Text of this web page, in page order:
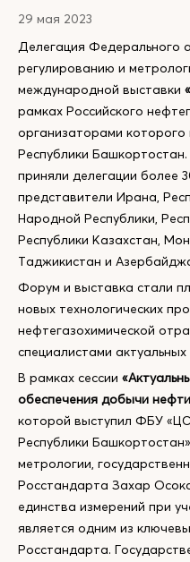
29 мая 2023
Делегация Федерального
регулированию и
международной выставки
рамках Российского
организаторами которого
Республики
приняли делегации более
представители Ирана,
Народной Республики,
Республики Казахстан,
Таджикистан и
Форум и выставка стали
новых технологических
нефтегазохимической
специалистами
В рамках сессии
обеспечения добычи
которой выступил ФБУ
Республики
метрологии,
Росстандарта Захар
единства измерений при
является одним из
Росстандарта.